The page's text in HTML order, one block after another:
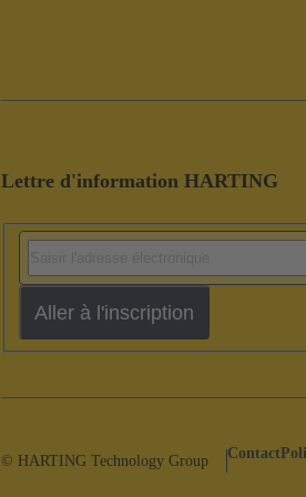
Lettre d'information HARTING
Aller à l'inscription
© HARTING Technology Group Contact